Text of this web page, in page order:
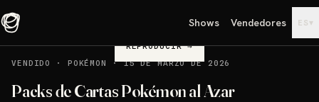
Shows Vendedores ES ▾
REPRODUCIR→
VENDIDO
· POKÉMON ·15 DE MARZO DE 2026
Packs de Cartas Pokémon al Azar